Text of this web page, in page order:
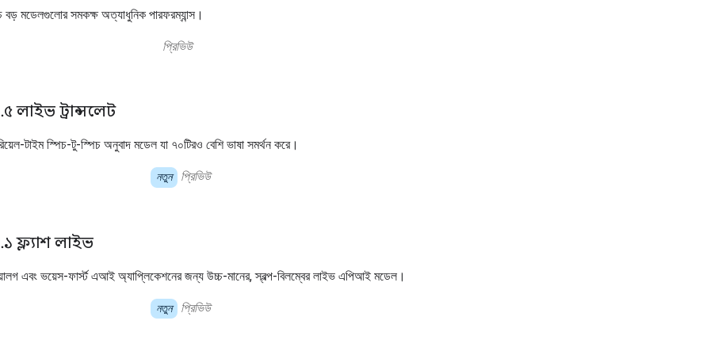
মডেলগুলোর সমকক্ষ অত্যাধুনিক পারফরম্যান্স।
প্রিভিউ
লাইভ ট্রান্সলেট
টাইম স্পিচ-টু-স্পিচ অনুবাদ মডেল যা ৭০টিরও বেশি ভাষা সমর্থন করে।
নতুন প্রিভিউ
ফ্ল্যাশ লাইভ
এবং ভয়েস-ফার্স্ট এআই অ্যাপ্লিকেশনের জন্য উচ্চ-মানের, স্বল্প-বিলম্বের লাইভ এপিআই মডেল।
নতুন প্রিভিউ